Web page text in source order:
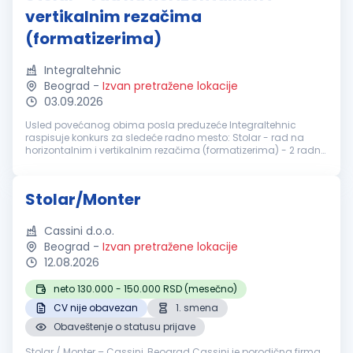
vertikalnim rezačima
(formatizerima)
Integraltehnic
Beograd - Izvan pretražene lokacije
03.09.2026
Usled povećanog obima posla preduzeće Integraltehnic
raspisuje konkurs za sledeće radno mesto: Stolar - rad na
horizontalnim i vertikalnim rezačima (formatizerima) - 2 radna
Stolar/Monter
Cassini d.o.o.
Beograd - Izvan pretražene lokacije
12.08.2026
neto 130.000 - 150.000 RSD (mesečno)
CV nije obavezan
1. smena
Obaveštenje o statusu prijave